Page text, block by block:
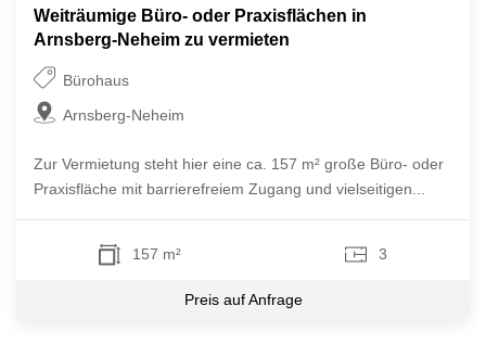
Weiträumige Büro- oder Praxisflächen in
Arnsberg-Neheim zu vermieten
Bürohaus
Arnsberg-Neheim
Zur Vermietung steht hier eine ca. 157 m² große Büro- oder
Praxisfläche mit barrierefreiem Zugang und vielseitigen...
157 m² 3
Preis auf Anfrage